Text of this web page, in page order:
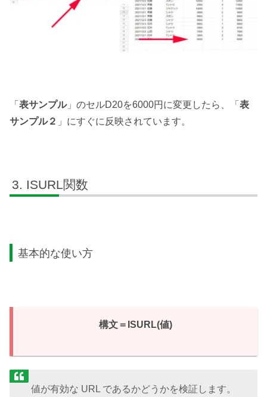
「 表サンプル」のセルD20を6000円に変更したら、「 表
サンプル２ 」にすぐに反映されています。
ISURL関数
基本的な使い方
構文＝ISURL(値)
値が有効な URL であるかどうかを検証します。